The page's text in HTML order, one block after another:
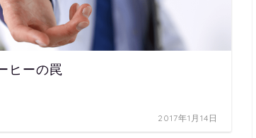
ヒーの罠
2017年1月14日